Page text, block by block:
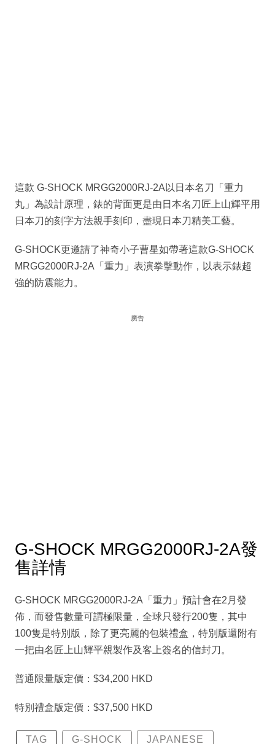
這款 G-SHOCK MRGG2000RJ-2A以日本名刀「重力
丸」為設計原理，錶的背面更是由日本名刀匠上山輝平用
日本刀的刻字方法親手刻印，盡現日本刀精美工藝。
G-SHOCK更邀請了神奇小子曹星如帶著這款G-SHOCK
MRGG2000RJ-2A「重力」表演拳擊動作，以表示錶超
強的防震能力。
廣告
G-SHOCK MRGG2000RJ-2A發
售詳情
G-SHOCK MRGG2000RJ-2A「重力」預計會在2月發
佈，而發售數量可謂極限量，全球只發行200隻，其中
100隻是特別版，除了更亮麗的包裝禮盒，特別版還附有
一把由名匠上山輝平親製作及客上簽名的信封刀。
普通限量版定價：$34,200 HKD
特別禮盒版定價：$37,500 HKD
TAG G-SHOCK JAPANESE